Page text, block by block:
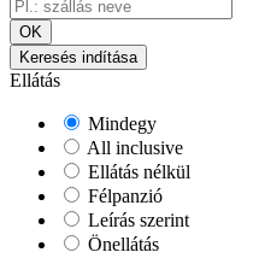
OK
Keresés indítása
Ellátás
Mindegy
All inclusive
Ellátás nélkül
Félpanzió
Leírás szerint
Önellátás